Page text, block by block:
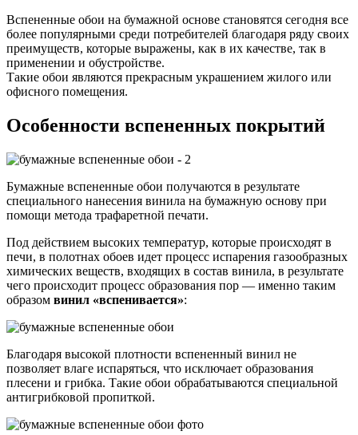
Вспененные обои на бумажной основе становятся сегодня все
более популярными среди потребителей благодаря ряду своих
преимуществ, которые выражены, как в их качестве, так в
применении и обустройстве.
Такие обои являются прекрасным украшением жилого или
офисного помещения.
Особенности вспененных покрытий
Бумажные вспененные обои получаются в результате
специального нанесения винила на бумажную основу при
помощи метода трафаретной печати.
Под действием высоких температур, которые происходят в
печи, в полотнах обоев идет процесс испарения газообразных
химических веществ, входящих в состав винила, в результате
чего происходит процесс образования пор — именно таким
образом винил «вспенивается»:
Благодаря высокой плотности вспененный винил не
позволяет влаге испаряться, что исключает образования
плесени и грибка. Такие обои обрабатываются специальной
антигрибковой пропиткой.